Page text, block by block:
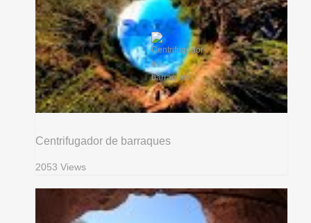
Centrifugador de barraques
2053 Views